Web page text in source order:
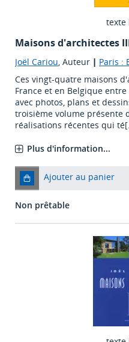
texte
Maisons d'architectes
Joël Cariou, Auteur | Paris :
Ces vingt-quatre maisons
France et en Belgique
avec photos, plans et
troisième volume présente
réalisations récentes qui
Plus d'information...
Ajouter au panier
Non prêtable